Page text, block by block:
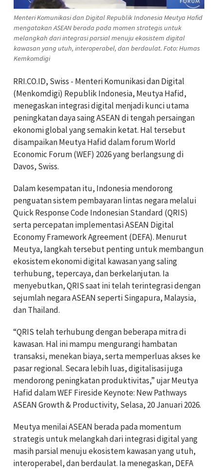
Menteri Komunikasi dan Digital Republik Indonesia Meutya Hafid
mengatakan ASEAN berada pada momen strategis untuk
melangkah dari integrasi parsial menuju ekosistem digital
kawasan yang utuh, interoperabel, dan berdaulat. Foto: Humas
Kemkomdigi
RRI.CO.ID, Swiss - Menteri Komunikasi dan Digital
(Menkomdigi) Republik Indonesia, Meutya Hafid,
menegaskan integrasi digital menjadi kunci utama
peningkatan daya saing ASEAN di tengah persaingan
ekonomi global yang semakin ketat. Hal tersebut
disampaikan Meutya Hafid dalam forum World
Economic Forum (WEF) 2026 yang berlangsung di
Davos, Swiss.
Dalam kesempatan itu, Indonesia mendorong
penguatan sistem pembayaran lintas negara melalui
Quick Response Code Indonesian Standard (QRIS)
serta percepatan implementasi ASEAN Digital
Economy Framework Agreement (DEFA). Menurut
Meutya, langkah tersebut penting untuk membangun
ekosistem ekonomi digital kawasan yang saling
terhubung, tepercaya, dan berkelanjutan. Ia
menyebutkan, QRIS saat ini telah terintegrasi dengan
sejumlah negara ASEAN seperti Singapura, Malaysia,
dan Thailand.
“QRIS telah terhubung dengan beberapa mitra di
kawasan. Hal ini mampu mengurangi hambatan
transaksi, menekan biaya, serta memperluas akses ke
pasar regional. Secara lebih luas, digitalisasi juga
mendorong peningkatan produktivitas,” ujar Meutya
Hafid dalam WEF Fireside Keynote: New Pathways
ASEAN Growth & Productivity, Selasa, 20 Januari 2026.
Meutya menilai ASEAN berada pada momentum
strategis untuk melangkah dari integrasi digital yang
masih parsial menuju ekosistem kawasan yang utuh,
interoperabel, dan berdaulat. Ia menegaskan, DEFA